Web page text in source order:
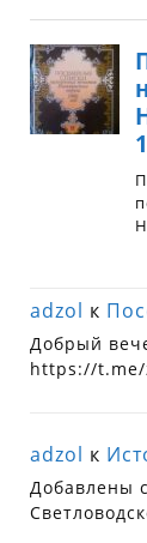
adzol к
Добрый
https://t.me/
adzol к
Добавлены